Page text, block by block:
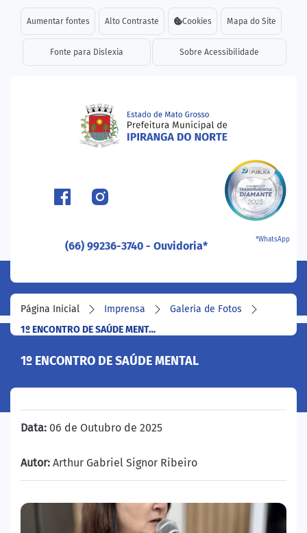
Seção de atalhos e links
Ir para o conteúdo [alt+1]
Ir para o menu [alt+2]
Ir para a busca [alt+3]
Aumentar fontes Alto Contraste Cookies Mapa do Site
Fonte para Dislexia Sobre Acessibilidade
Seção do menu principal
(66) 99236-3740 - Ouvidoria* *WhatsApp
Página Inicial Imprensa
Galeria de Fotos
1º ENCONTRO DE SAÚDE MENT…
1º ENCONTRO DE SAÚDE MENTAL
Data: 06 de Outubro de 2025
Autor: Arthur Gabriel Signor Ribeiro